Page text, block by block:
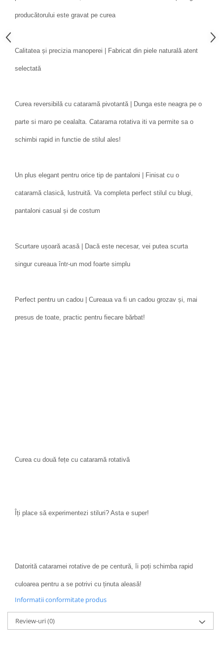
producătorului este gravat pe curea
Calitatea și precizia manoperei | Fabricat din piele naturală atent
selectată
Curea reversibilă cu cataramă pivotantă | Dunga este neagra pe o
parte si maro pe cealalta. Catarama rotativa iti va permite sa o
schimbi rapid in functie de stilul ales!
Un plus elegant pentru orice tip de pantaloni | Finisat cu o
cataramă clasică, lustruită. Va completa perfect stilul cu blugi,
pantaloni casual și de costum
Scurtare ușoară acasă | Dacă este necesar, vei putea scurta
singur cureaua într-un mod foarte simplu
Perfect pentru un cadou | Cureaua va fi un cadou grozav și, mai
presus de toate, practic pentru fiecare bărbat!
Curea cu două fețe cu cataramă rotativă
Îți place să experimentezi stiluri? Asta e super!
Datorită cataramei rotative de pe centură, îi poți schimba rapid
culoarea pentru a se potrivi cu ținuta aleasă!
Informatii conformitate produs
Review-uri(0)